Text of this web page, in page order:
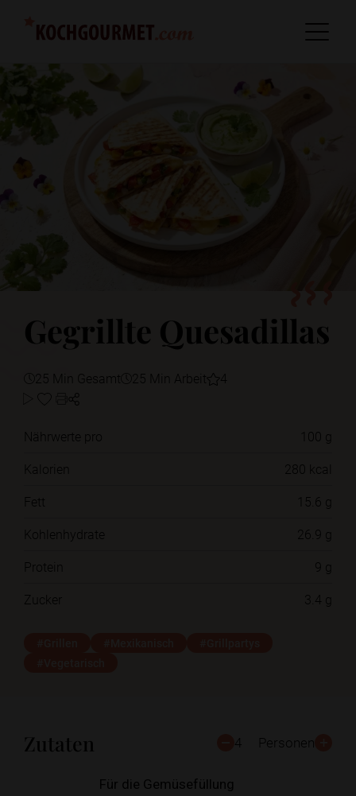
Gegrillte Quesadillas
25 Min Gesamt 25 Min Arbeit 4
Nährwerte pro
100 g
Kalorien
280 kcal
Fett
15.6 g
Kohlenhydrate
26.9 g
Protein
9 g
Zucker
3.4 g
Zutaten 4 Personen
Für die Gemüsefüllung